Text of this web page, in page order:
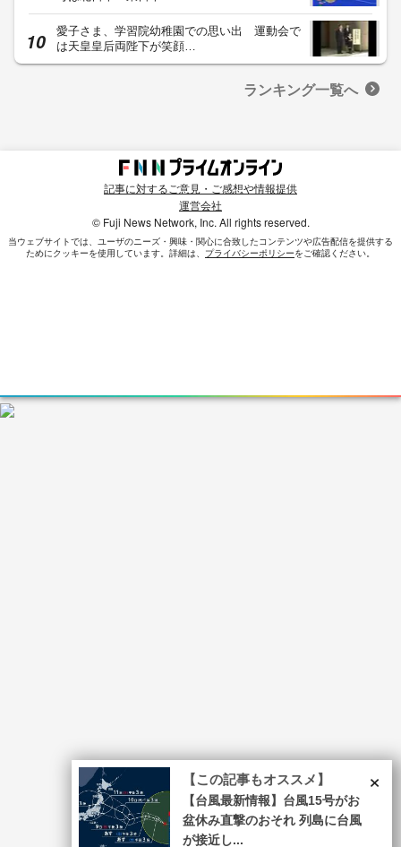
愛子さま、学習院幼稚園での思い出 運動会で
は天皇皇后両陛下が笑顔…
ランキング一覧へ
記事に対するご意見・ご感想や情報提供
運営会社
© Fuji News Network, Inc. All rights reserved.
当ウェブサイトでは、ユーザのニーズ・興味・関⼼に合致したコンテンツや広告配信を提供する
ためにクッキーを使⽤しています。詳細は、 プライバシーポリシーをご確認ください。
×
【この記事もオススメ】
【台風最新情報】台風15号がお
盆休み直撃のおそれ 列島に台風
が接近し...